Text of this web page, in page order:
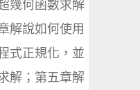
幾何函數求解
解說如何使用
式正規化，並
解；第五章解